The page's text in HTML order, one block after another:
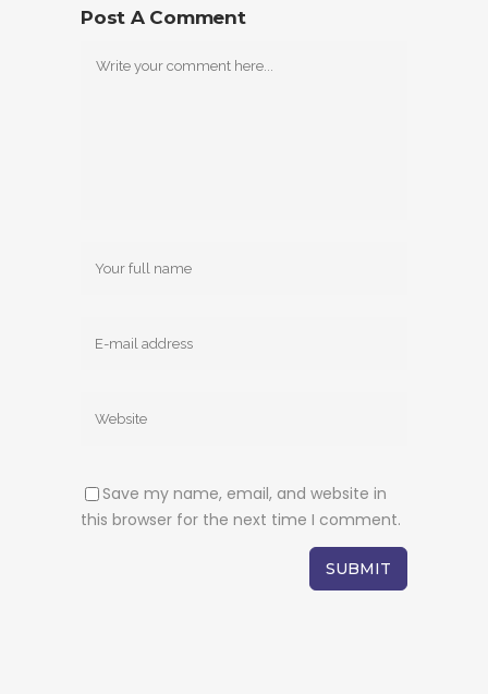
Post A Comment
Save my name, email, and website in
this browser for the next time I comment.